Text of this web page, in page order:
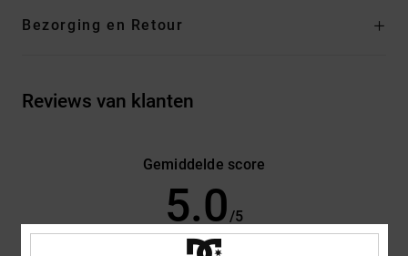
Bezorging en Retour
Reviews van klanten
Gemiddelde score
5.0 /5